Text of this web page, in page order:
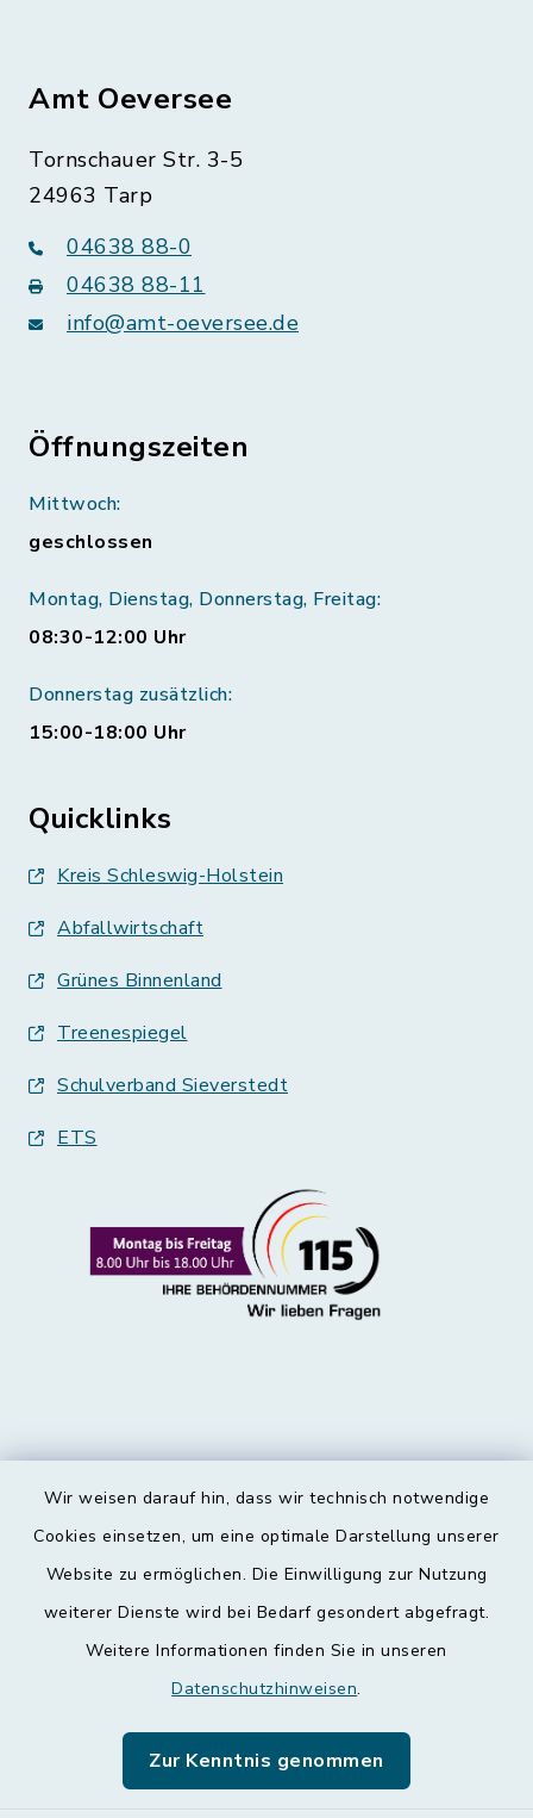
Wir weisen darauf hin, dass wir technisch notwendige
Cookies einsetzen, um eine optimale Darstellung unserer
Website zu ermöglichen. Die Einwilligung zur Nutzung
weiterer Dienste wird bei Bedarf gesondert abgefragt.
Weitere Informationen finden Sie in unseren
Datenschutzhinweisen.
Zur Kenntnis genommen
Amt Oeversee
Tornschauer Str. 3-5
24963 Tarp
04638 88-0
04638 88-11
info@amt-oeversee.de
Öffnungszeiten
Mittwoch:
geschlossen
Montag, Dienstag, Donnerstag, Freitag:
08:30-12:00 Uhr
Donnerstag zusätzlich:
15:00-18:00 Uhr
Quicklinks
Kreis Schleswig-Holstein
Abfallwirtschaft
Grünes Binnenland
Treenespiegel
Schulverband Sieverstedt
ETS
Kontakt
Datenschutz
Leichte Sprache